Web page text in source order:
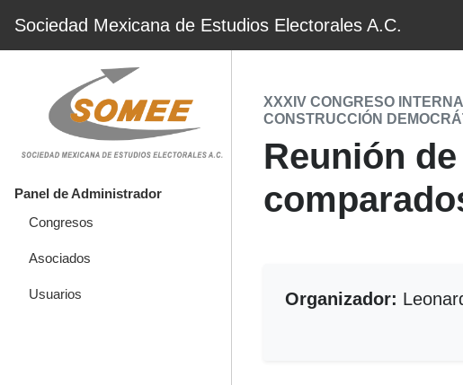
Sociedad Mexicana de Estudios Electorales A.C.
Panel de Administrador
Congresos
Asociados
Usuarios
XXXIV CONGRESO
CONSTRUCCIÓN
Reunión
Organizador: